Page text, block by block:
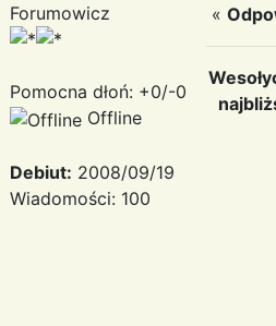
Forumowicz
Pomocna dłoń: +0/-0
Offline
Debiut: 2008/09/19
Wiadomości: 100
«